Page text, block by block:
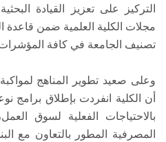
التركيز على تعزيز القيادة
تصنيف الجامعة في كافة المؤشرات
​وعلى صعيد تطوير المناهج
أن الكلية انفردت بإطلاق برامج
بالاحتياجات الفعلية لسوق
المصرفية المطور بالتعاون مع